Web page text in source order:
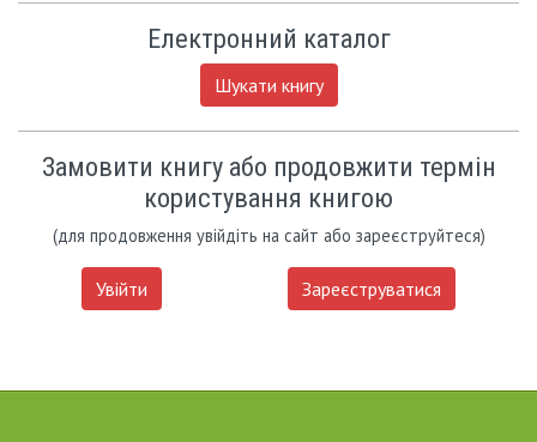
Електронний каталог
Шукати книгу
Замовити книгу або продовжити термін
користування книгою
(для продовження увійдіть на сайт або зареєструйтеся)
Увійти Зареєструватися